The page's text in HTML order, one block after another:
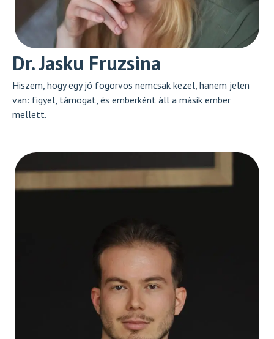
Dr. Jasku Fruzsina
Hiszem, hogy egy jó fogorvos nemcsak kezel, hanem jelen
van: figyel, támogat, és emberként áll a másik ember
mellett.